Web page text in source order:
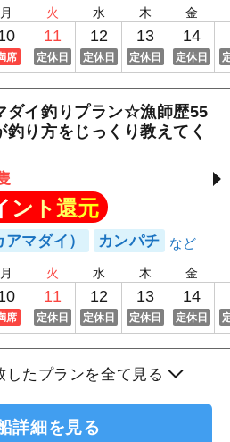
月
席
火
11
定休日
水
12
定休日
木
13
定休日
金
14
定休日
イ釣りプラン☆漁師歴55
釣り方をじっくり教えてく
ント還元
マダイ） カンパチ
月
席
火
11
定休日
水
12
定休日
木
13
定休日
金
14
定休日
したプランを全て見る
詳細を見る